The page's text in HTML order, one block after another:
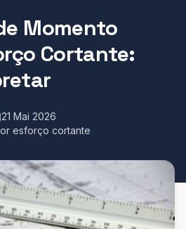
Momento
Cortante:
21 Mai 2026
esforço cortante